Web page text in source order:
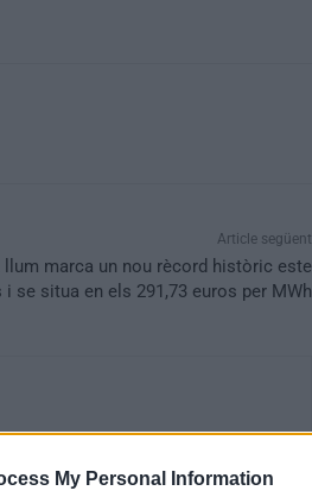
My Personal Information
Article següent
llum marca un nou rècord històric este
i se situa en els 291,73 euros per MWh